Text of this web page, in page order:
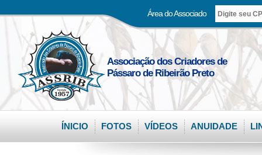
Área do Associado
Associação dos Criadores de
Pássaro de Ribeirão Preto
ÍNICIO FOTOS VÍDEOS ANUIDADE